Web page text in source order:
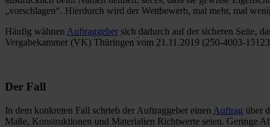
„vorschlagen“. Hierdurch wird der Wettbewerb, mal mehr, mal
Häufig wähnen Auftraggeber sich dadurch auf der sicheren Seite,
Vergabekammer (VK) Thüringen vom 21.11.2019 (250-4003-
Der Fall
In dem konkreten Fall schrieb der Auftraggeber einen Auftrag über
Maße, Konstruktionen und Materialien Richtwerte seien. Geringe